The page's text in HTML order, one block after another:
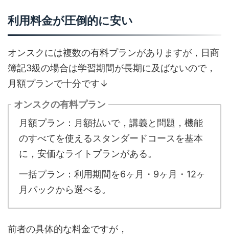
利用料金が圧倒的に安い
オンスクには複数の有料プランがありますが，日商
簿記3級の場合は学習期間が長期に及ばないので，
月額プランで十分です↓
オンスクの有料プラン
月額プラン：月額払いで，講義と問題，機能
のすべてを使えるスタンダードコースを基本
に，安価なライトプランがある。
一括プラン：利用期間を6ヶ月・9ヶ月・12ヶ
月パックから選べる。
前者の具体的な料金ですが，